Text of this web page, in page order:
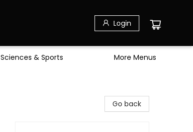
Login
Sciences & Sports More Menus
Go back